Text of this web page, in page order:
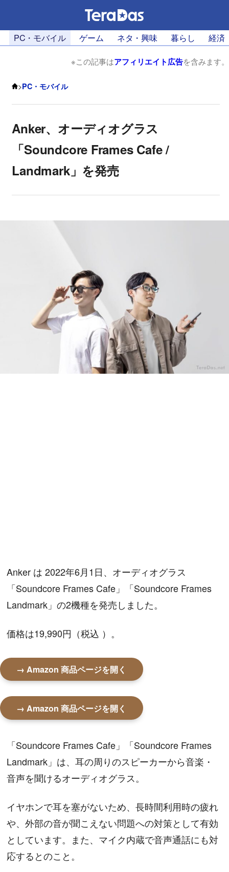
PC・モバイル ゲーム ネタ・興味 暮らし 経済
※この記事はアフィリエイト広告を含みます。
>PC・モバイル
Anker、オーディオグラス
「Soundcore Frames Cafe /
Landmark」を発売
Anker は 2022年6月1日、オーディオグラス
「Soundcore Frames Cafe」「Soundcore Frames
Landmark」の2機種を発売しました。
価格は19,990円（税込 ）。
→ Amazon 商品ページを開く
→ Amazon 商品ページを開く
「Soundcore Frames Cafe」「Soundcore Frames
Landmark」は、耳の周りのスピーカーから音楽・
音声を聞けるオーディオグラス。
イヤホンで耳を塞がないため、長時間利用時の疲れ
や、外部の音が聞こえない問題への対策として有効
としています。また、マイク内蔵で音声通話にも対
応するとのこと。